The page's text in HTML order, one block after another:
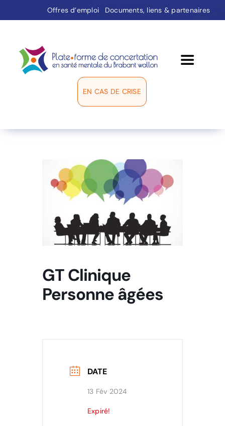
au
Offres d’emploi Documents, liens & partenaires
Toggle
Groupes de travail
EN CAS DE CRISE
GT Clinique
Personne âgées
DATE
13 Fév 2024
Expiré!